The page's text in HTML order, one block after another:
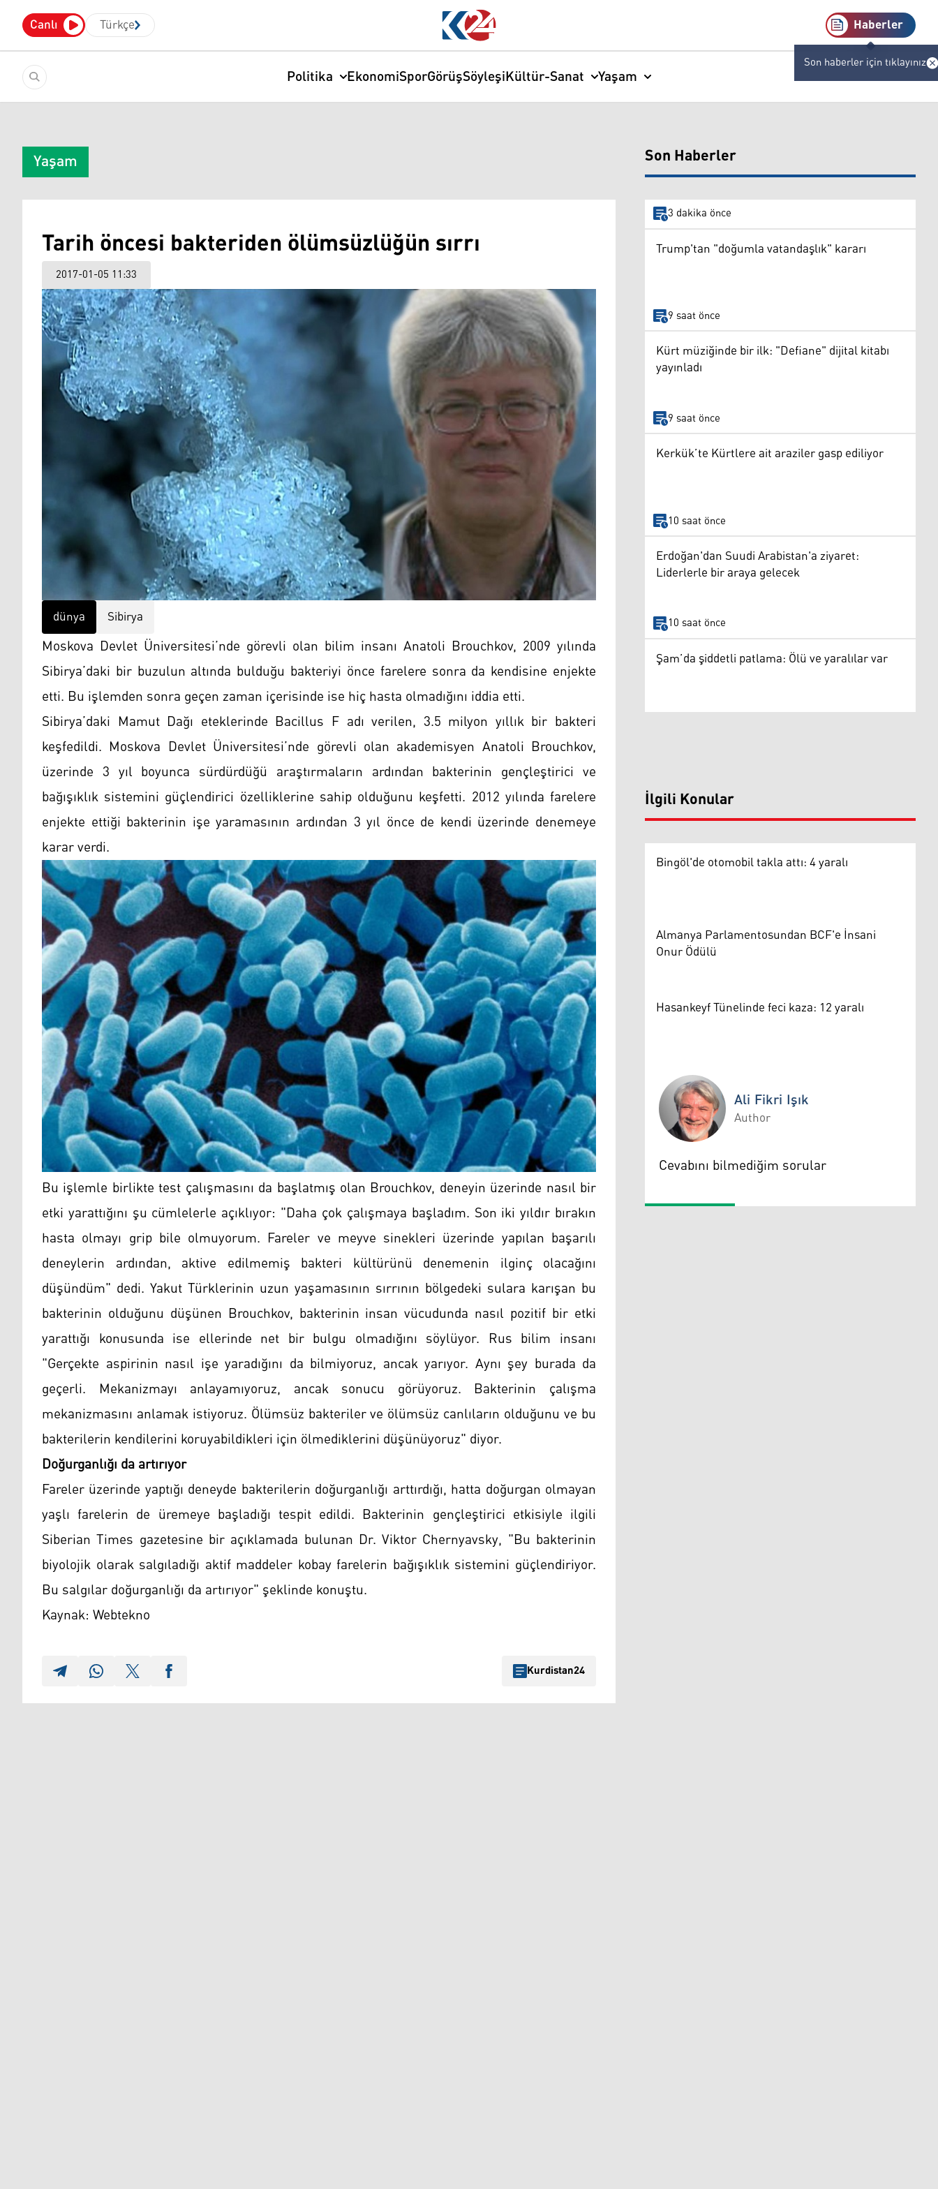
Canlı Türkçe Haberler
Son haberler için tıklayınız
Politika EkonomiSporGörüşSöyleşiKültür-Sanat Yaşam
Yaşam
Tarih öncesi bakteriden ölümsüzlüğün sırrı
2017-01-05 11:33
dünya Sibirya
Moskova Devlet Üniversitesi’nde görevli olan bilim insanı Anatoli Brouchkov, 2009 yılında
Sibirya’daki bir buzulun altında bulduğu bakteriyi önce farelere sonra da kendisine enjekte
etti. Bu işlemden sonra geçen zaman içerisinde ise hiç hasta olmadığını iddia etti.
Sibirya’daki Mamut Dağı eteklerinde Bacillus F adı verilen, 3.5 milyon yıllık bir bakteri
keşfedildi. Moskova Devlet Üniversitesi’nde görevli olan akademisyen Anatoli Brouchkov,
üzerinde 3 yıl boyunca sürdürdüğü araştırmaların ardından bakterinin gençleştirici ve
bağışıklık sistemini güçlendirici özelliklerine sahip olduğunu keşfetti. 2012 yılında farelere
enjekte ettiği bakterinin işe yaramasının ardından 3 yıl önce de kendi üzerinde denemeye
karar verdi.
Bu işlemle birlikte test çalışmasını da başlatmış olan Brouchkov, deneyin üzerinde nasıl bir
etki yarattığını şu cümlelerle açıklıyor: "Daha çok çalışmaya başladım. Son iki yıldır bırakın
hasta olmayı grip bile olmuyorum. Fareler ve meyve sinekleri üzerinde yapılan başarılı
deneylerin ardından, aktive edilmemiş bakteri kültürünü denemenin ilginç olacağını
düşündüm" dedi. Yakut Türklerinin uzun yaşamasının sırrının bölgedeki sulara karışan bu
bakterinin olduğunu düşünen Brouchkov, bakterinin insan vücudunda nasıl pozitif bir etki
yarattığı konusunda ise ellerinde net bir bulgu olmadığını söylüyor. Rus bilim insanı
"Gerçekte aspirinin nasıl işe yaradığını da bilmiyoruz, ancak yarıyor. Aynı şey burada da
geçerli. Mekanizmayı anlayamıyoruz, ancak sonucu görüyoruz. Bakterinin çalışma
mekanizmasını anlamak istiyoruz. Ölümsüz bakteriler ve ölümsüz canlıların olduğunu ve bu
bakterilerin kendilerini koruyabildikleri için ölmediklerini düşünüyoruz" diyor.
Doğurganlığı da artırıyor
Fareler üzerinde yaptığı deneyde bakterilerin doğurganlığı arttırdığı, hatta doğurgan olmayan
yaşlı farelerin de üremeye başladığı tespit edildi. Bakterinin gençleştirici etkisiyle ilgili
Siberian Times gazetesine bir açıklamada bulunan Dr. Viktor Chernyavsky, "Bu bakterinin
biyolojik olarak salgıladığı aktif maddeler kobay farelerin bağışıklık sistemini güçlendiriyor.
Bu salgılar doğurganlığı da artırıyor" şeklinde konuştu.
Kaynak: Webtekno
Kurdistan24
Son Haberler
3 dakika önce
Trump'tan "doğumla vatandaşlık" kararı
9 saat önce
Kürt müziğinde bir ilk: "Defiane" dijital kitabı
yayınladı
9 saat önce
Kerkük’te Kürtlere ait araziler gasp ediliyor
10 saat önce
Erdoğan'dan Suudi Arabistan'a ziyaret:
Liderlerle bir araya gelecek
10 saat önce
Şam’da şiddetli patlama: Ölü ve yaralılar var
İlgili Konular
Bingöl'de otomobil takla attı: 4 yaralı
Almanya Parlamentosundan BCF'e İnsani
Onur Ödülü
Hasankeyf Tünelinde feci kaza: 12 yaralı
Ali Fikri Işık
Ali Fikri Işık
Author
Cevabını bilmediğim sorular